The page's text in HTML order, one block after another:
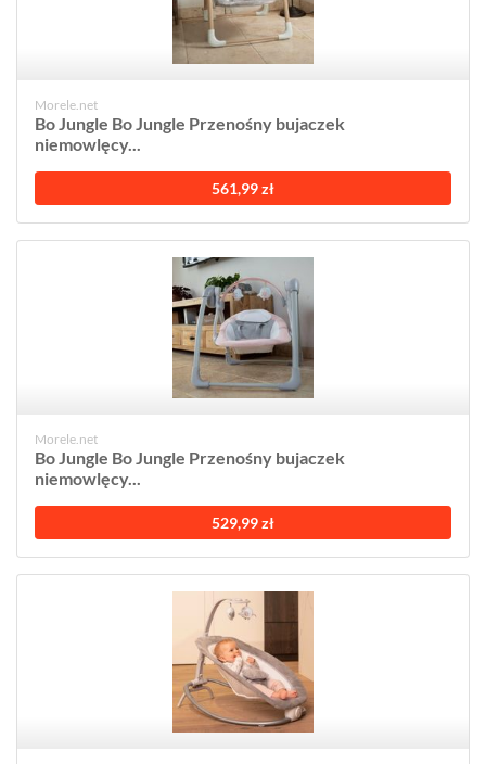
Morele.net
Bo Jungle Bo Jungle Przenośny bujaczek
niemowlęcy...
561,99 zł
Morele.net
Bo Jungle Bo Jungle Przenośny bujaczek
niemowlęcy...
529,99 zł